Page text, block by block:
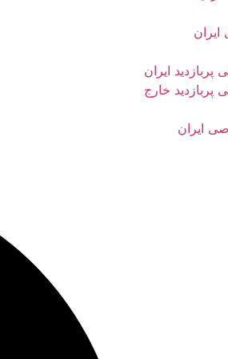
ایران
پربازدید خارج
ایران